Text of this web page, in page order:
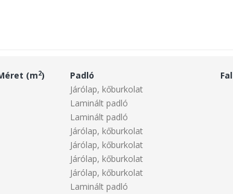
(m2) Padló
Fal
Járólap, kőburkolat
Laminált padló
Laminált padló
Járólap, kőburkolat
Járólap, kőburkolat
Járólap, kőburkolat
Járólap, kőburkolat
Laminált padló